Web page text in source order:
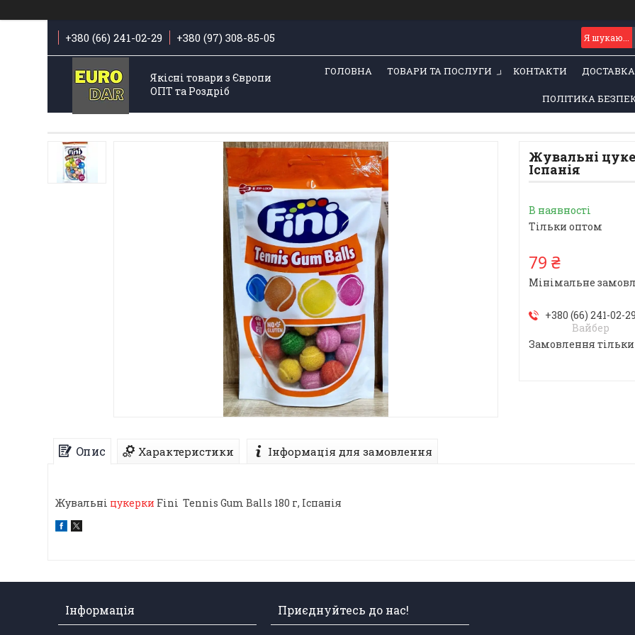
+380 (66) 241-02-29 +380 (97) 308-85-05
Якісні товари з Європи
ОПТ та Роздріб
ГОЛОВНА ТОВАРИ ТА ПОСЛУГИ КОНТАКТИ
ПОЛІТИКА
Жувальні
Іспанія
В наявності
Тільки оптом
79 ₴
Мінімальне
+380 (66) 241-02-29
Вайбер
Замовлення
Опис Характеристики Інформація для замовлення
Жувальні цукерки Fini Tennis Gum Balls 180 г, Іспанія
Інформація Приєднуйтесь до нас!